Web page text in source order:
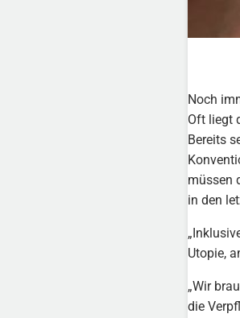
Noch
Oft liegt
Bereits
müssen
in den
Utopie,
„Wir
die